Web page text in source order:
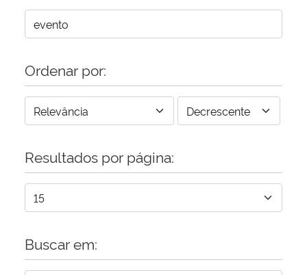
Ordenar por:
Resultados por página:
Buscar em: